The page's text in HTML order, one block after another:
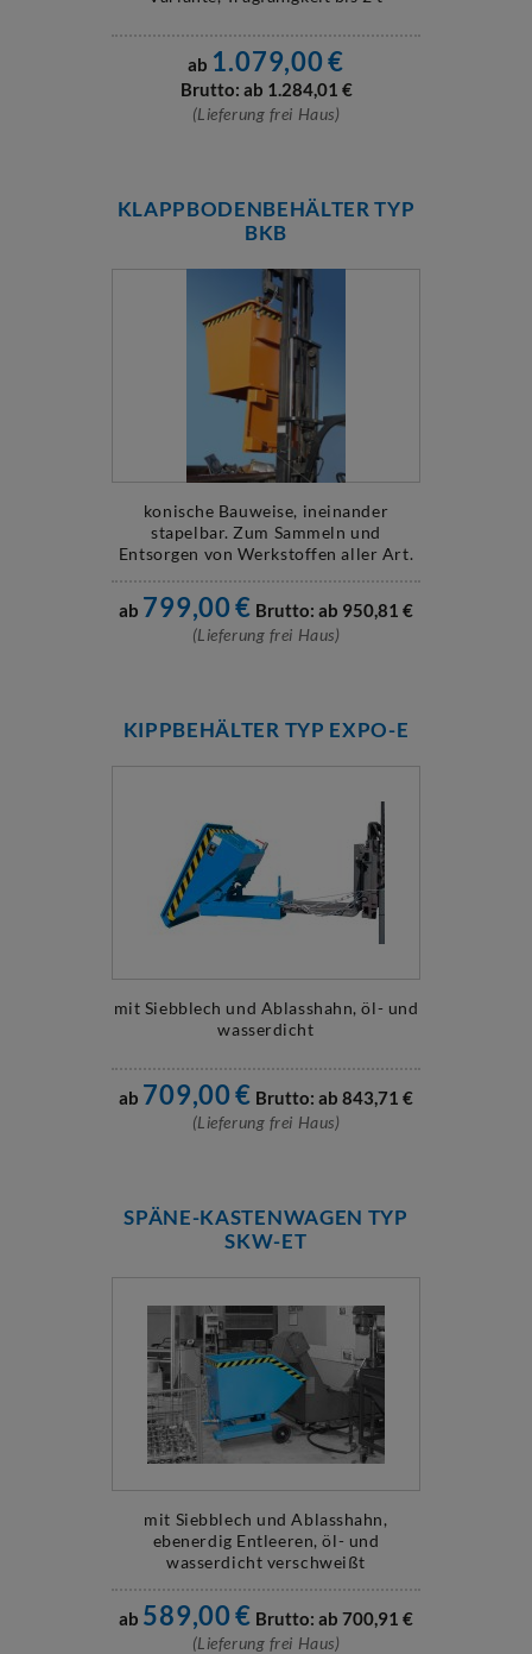
ab 1.079,00€
Brutto: ab 1.284,01 €
(Lieferung frei Haus)
KLAPPBODENBEHÄLTER TYP
BKB
konische Bauweise, ineinander
stapelbar. Zum Sammeln und
Entsorgen von Werkstoffen aller Art.
ab 799,00€ Brutto: ab 950,81 €
(Lieferung frei Haus)
KIPPBEHÄLTER TYP EXPO-E
mit Siebblech und Ablasshahn, öl- und
wasserdicht
ab 709,00€ Brutto: ab 843,71 €
(Lieferung frei Haus)
SPÄNE-KASTENWAGEN TYP
SKW-ET
mit Siebblech und Ablasshahn,
ebenerdig Entleeren, öl- und
wasserdicht verschweißt
ab 589,00€ Brutto: ab 700,91 €
(Lieferung frei Haus)